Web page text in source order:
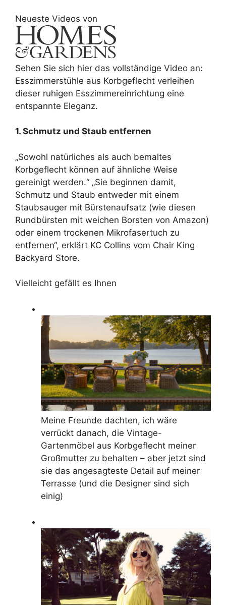
Neueste Videos von
Sehen Sie sich hier das vollständige Video an:
Esszimmerstühle aus Korbgeflecht verleihen
dieser ruhigen Esszimmereinrichtung eine
entspannte Eleganz.
1. Schmutz und Staub entfernen
„Sowohl natürliches als auch bemaltes
Korbgeflecht können auf ähnliche Weise
gereinigt werden.“ „Sie beginnen damit,
Schmutz und Staub entweder mit einem
Staubsauger mit Bürstenaufsatz (wie diesen
Rundbürsten mit weichen Borsten von Amazon)
oder einem trockenen Mikrofasertuch zu
entfernen“, erklärt KC Collins vom Chair King
Backyard Store.
Vielleicht gefällt es Ihnen
Meine Freunde dachten, ich wäre
verrückt danach, die Vintage-
Gartenmöbel aus Korbgeflecht meiner
Großmutter zu behalten – aber jetzt sind
sie das angesagteste Detail auf meiner
Terrasse (und die Designer sind sich
einig)